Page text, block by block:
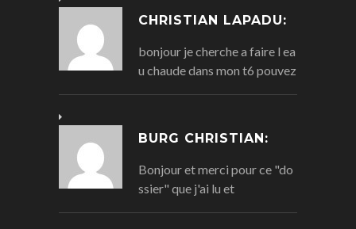
CHRISTIAN LAPADU:
bonjour je cherche a faire l ea
u chaude dans mon t6 pouvez
BURG CHRISTIAN:
Bonjour et merci pour ce "do
ssier" que j'ai lu et